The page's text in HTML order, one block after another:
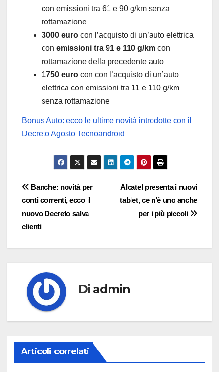
con emissioni tra 61 e 90 g/km senza
rottamazione
3000 euro con l’acquisto di un’auto elettrica
con emissioni tra 91 e 110 g/km con
rottamazione della precedente auto
1750 euro con con l’acquisto di un’auto
elettrica con emissioni tra 11 e 110 g/km
senza rottamazione
Bonus Auto: ecco le ultime novità introdotte con il
Decreto Agosto Tecnoandroid
Navigazione
articoli
Alcatel presenta i nuovi
tablet, ce n’è uno anche
per i più piccoli
Banche: novità per
conti correnti, ecco il
nuovo Decreto salva
clienti
Di admin
Articoli correlati